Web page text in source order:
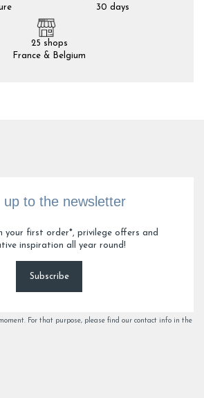
30 days
25 shops
France & Belgium
up to the newsletter
your first order*, privilege offers and
inspiration all year round!
Subscribe
For that purpose, please find our contact info in the